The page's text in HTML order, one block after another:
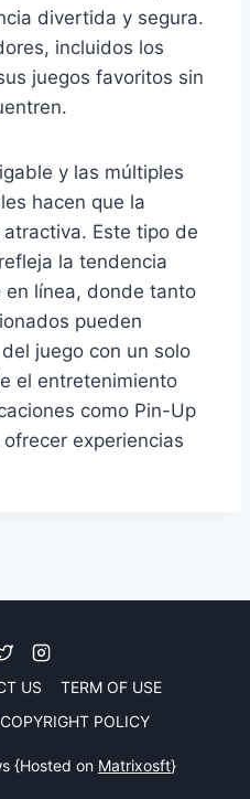
divertida y segura.
incluidos los
juegos favoritos sin
y las múltiples
hacen que la
Este tipo de
la tendencia
en línea, donde tanto
pueden
juego con un solo
el entretenimiento
como Pin-Up
experiencias
US
TERM OF USE
COPYRIGHT POLICY
{Hosted on Matrixosft}